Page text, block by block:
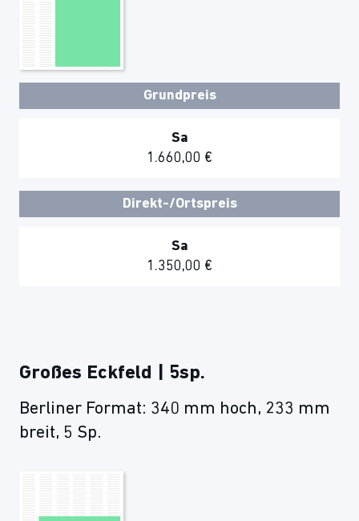
Grundpreis
Sa
1.660,00 €
Direkt-/Ortspreis
Sa
1.350,00 €
Großes Eckfeld | 5sp.
Berliner Format: 340 mm hoch, 233 mm
breit, 5 Sp.